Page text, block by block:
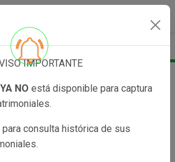
IMPORTANTE
YA NO está disponible para captura
consulta histórica de sus